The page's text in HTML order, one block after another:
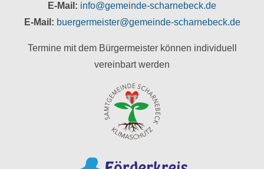
E-Mail: info@gemeinde-scharnebeck.de
E-Mail: buergermeister@gemeinde-scharnebeck.de
Termine mit dem Bürgermeister können individuell
vereinbart werden